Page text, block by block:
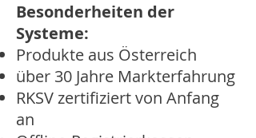
Besonderheiten der
Systeme:
Produkte aus Österreich
über 30 Jahre Markterfahrung
RKSV zertifiziert von Anfang
an